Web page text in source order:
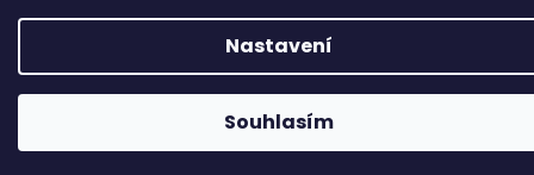
Nastavení
Souhlasím